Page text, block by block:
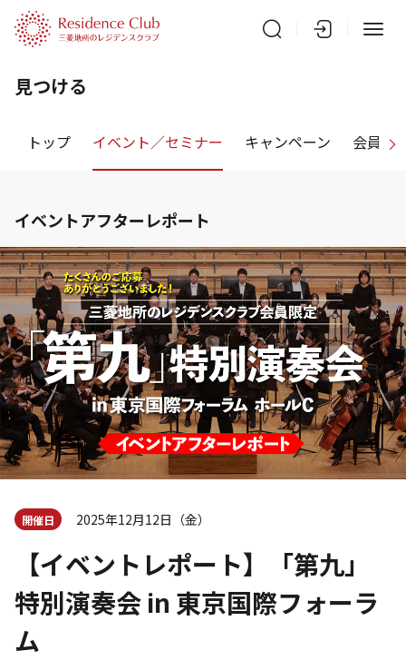
見つける
トップ イベント／セミナー キャンペーン 会員特
イベントアフターレポート
開催日 2025年12月12日（金）
【イベントレポート】「第九」
特別演奏会 in 東京国際フォーラ
ム